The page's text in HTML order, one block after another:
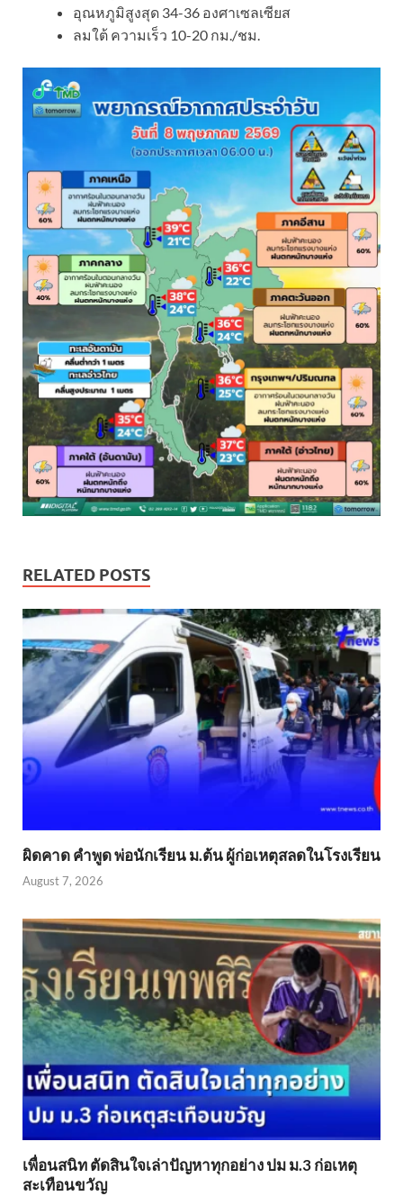
อุณหภูมิสูงสุด 34-36 องศาเซลเซียส
ลมใต้ ความเร็ว 10-20 กม./ชม.
RELATED POSTS
ผิดคาด คำพูด พ่อนักเรียน ม.ต้น ผู้ก่อเหตุสลดในโรงเรียน
August 7, 2026
เพื่อนสนิท ตัดสินใจเล่าปัญหาทุกอย่าง ปม ม.3 ก่อเหตุ
สะเทือนขวัญ